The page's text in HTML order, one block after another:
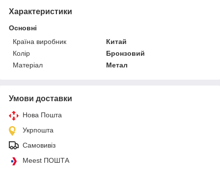
Характеристики
Основні
Країна виробник
Китай
Колір
Бронзовий
Матеріал
Метал
Умови доставки
Нова Пошта
Укрпошта
Самовивіз
Meest ПОШТА